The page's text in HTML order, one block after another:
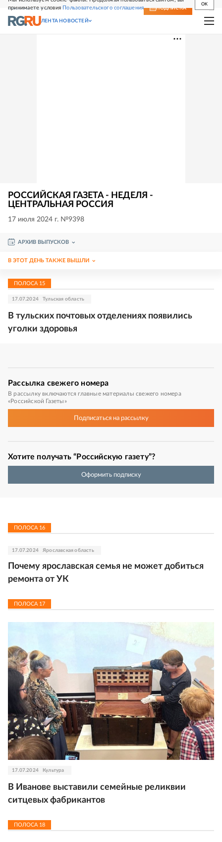
принимаете условия Пользовательского соглашения
OK
СВЕЖИЙ НОМЕР ПОДПИСКА
ЛЕНТА НОВОСТЕЙ
РОССИЙСКАЯ ГАЗЕТА - НЕДЕЛЯ -
ЦЕНТРАЛЬНАЯ РОССИЯ
17 июля 2024 г. №9398
АРХИВ ВЫПУСКОВ
В ЭТОТ ДЕНЬ ТАКЖЕ ВЫШЛИ
ПОЛОСА 15
17.07.2024 Тульская область
В тульских почтовых отделениях появились
уголки здоровья
Рассылка свежего номера
В рассылку включаются главные материалы свежего номера
«Российской Газеты»
Подписатьсяна рассылку
Хотите получать “Российскую газету”?
Оформить подписку
ПОЛОСА 16
17.07.2024 Ярославская область
Почему ярославская семья не может добиться
ремонта от УК
ПОЛОСА 17
17.07.2024 Культура
В Иванове выставили семейные реликвии
ситцевых фабрикантов
ПОЛОСА 18